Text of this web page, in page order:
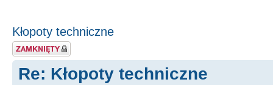
Kłopoty techniczne
Zablokowany temat
Re: Kłopoty techniczne